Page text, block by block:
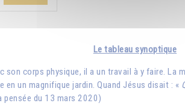
Le tableau synoptique
son corps physique, il a un travail à y faire.
en un magnifique jardin. Quand Jésus disait : «
pensée du 13 mars 2020)